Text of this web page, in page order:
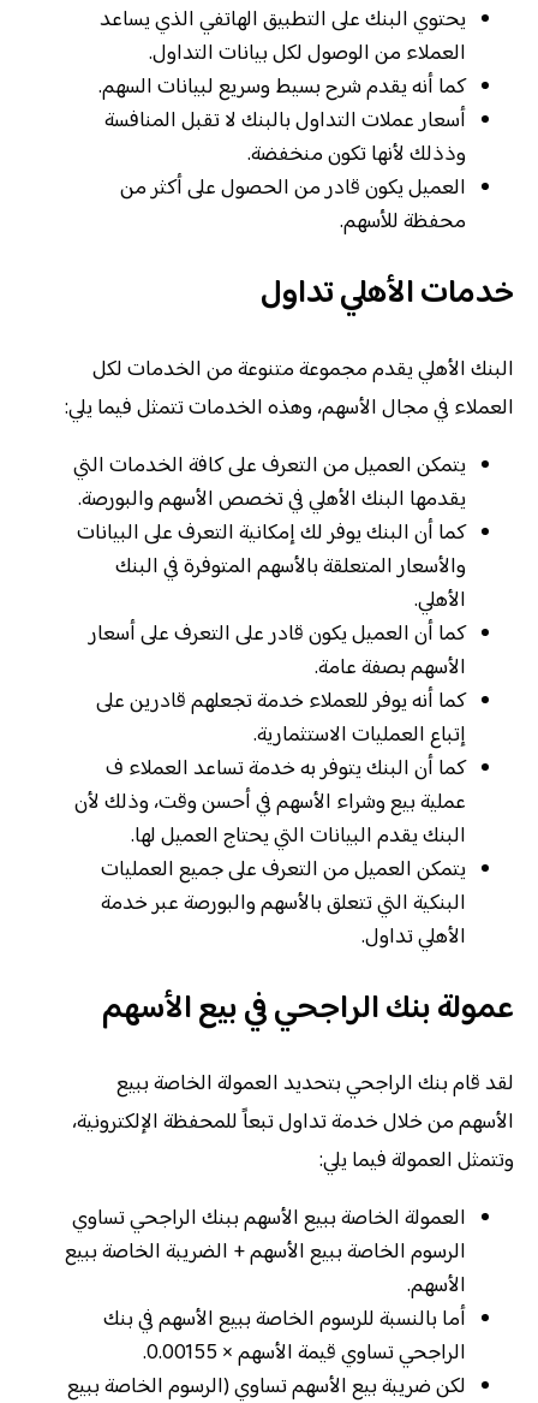
يحتوي البنك على التطبيق الهاتفي الذي يساعد
العملاء من الوصول لكل بيانات التداول.
كما أنه يقدم شرح بسيط وسريع لبيانات السهم.
أسعار عملات التداول بالبنك لا تقبل المنافسة
وذذلك لأنها تكون منخفضة.
العميل يكون قادر من الحصول على أكثر من
محفظة للأسهم.
خدمات الأهلي تداول
البنك الأهلي يقدم مجموعة متنوعة من الخدمات لكل
العملاء في مجال الأسهم، وهذه الخدمات تتمثل فيما يلي:
يتمكن العميل من التعرف على كافة الخدمات التي
يقدمها البنك الأهلي في تخصص الأسهم والبورصة.
كما أن البنك يوفر لك إمكانية التعرف على البيانات
والأسعار المتعلقة بالأسهم المتوفرة في البنك
الأهلي.
كما أن العميل يكون قادر على التعرف على أسعار
الأسهم بصفة عامة.
كما أنه يوفر للعملاء خدمة تجعلهم قادرين على
إتباع العمليات الاستثمارية.
كما أن البنك يتوفر به خدمة تساعد العملاء ف
عملية بيع وشراء الأسهم في أحسن وقت، وذلك لأن
البنك يقدم البيانات التي يحتاج العميل لها.
يتمكن العميل من التعرف على جميع العمليات
البنكية التي تتعلق بالأسهم والبورصة عبر خدمة
الأهلي تداول.
عمولة بنك الراجحي في بيع الأسهم
لقد قام بنك الراجحي بتحديد العمولة الخاصة ببيع
الأسهم من خلال خدمة تداول تبعاً للمحفظة الإلكترونية،
وتتمثل العمولة فيما يلي:
العمولة الخاصة ببيع الأسهم ببنك الراجحي تساوي
الرسوم الخاصة ببيع الأسهم + الضريبة الخاصة ببيع
الأسهم.
أما بالنسبة للرسوم الخاصة ببيع الأسهم في بنك
الراجحي تساوي قيمة الأسهم × 0.00155.
لكن ضريبة بيع الأسهم تساوي (الرسوم الخاصة ببيع